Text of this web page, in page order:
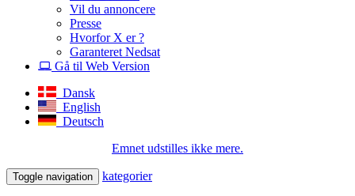
Vil du annoncere
Presse
Hvorfor X er ?
Garanteret Nedsat
Gå til Web Version
Dansk
English
Deutsch
Emnet udstilles ikke mere.
Toggle navigation kategorier